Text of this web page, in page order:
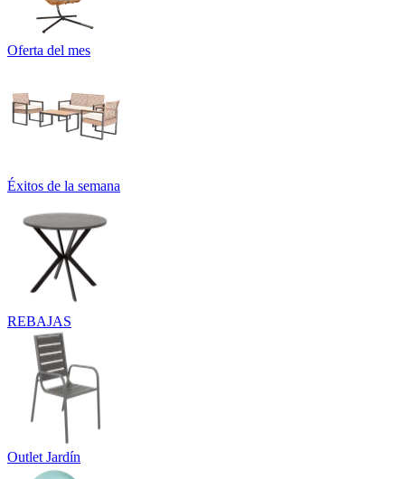
Oferta del mes
Éxitos de la semana
REBAJAS
Outlet Jardín